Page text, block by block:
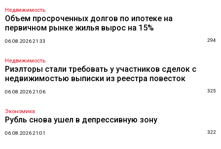
Недвижимость
Объем просроченных долгов по ипотеке на
первичном рынке жилья вырос на 15%
06.08.2026 21:33 294
Недвижимость
Риэлторы стали требовать у участников сделок с
недвижимостью выписки из реестра повесток
06.08.2026 21:06 325
Экономика
Рубль снова ушел в депрессивную зону
06.08.2026 21:01 322